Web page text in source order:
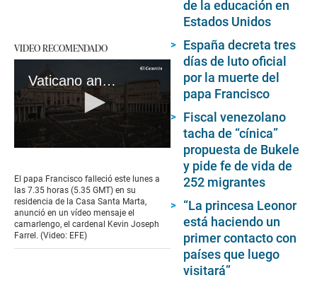
VIDEO RECOMENDADO
Vaticano anuncia muerte del papa Francisco
of
3
minutes,
55
seconds
El papa Francisco falleció este lunes a
las 7.35 horas (5.35 GMT) en su
residencia de la Casa Santa Marta,
anunció en un vídeo mensaje el
camarlengo, el cardenal Kevin Joseph
Farrel. (Video: EFE)
de la educación en
Estados Unidos
España decreta tres
días de luto oficial
por la muerte del
papa Francisco
Fiscal venezolano
tacha de “cínica”
propuesta de Bukele
y pide fe de vida de
252 migrantes
“La princesa Leonor
está haciendo un
primer contacto con
países que luego
visitará”